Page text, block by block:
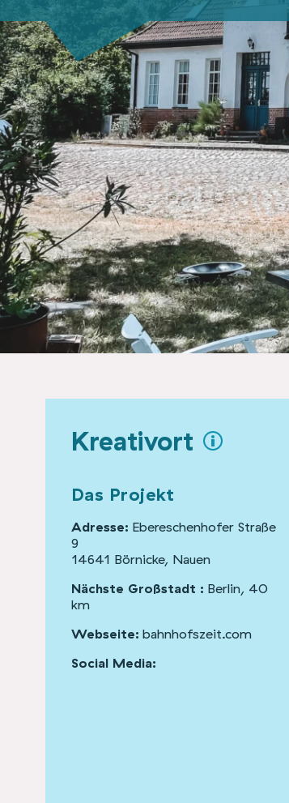
Kreativort
Das Projekt
Adresse: Ebereschenhofer Straße
9
14641 Börnicke, Nauen
Nächste Großstadt : Berlin, 40
km
Webseite: bahnhofszeit.com
Social Media: